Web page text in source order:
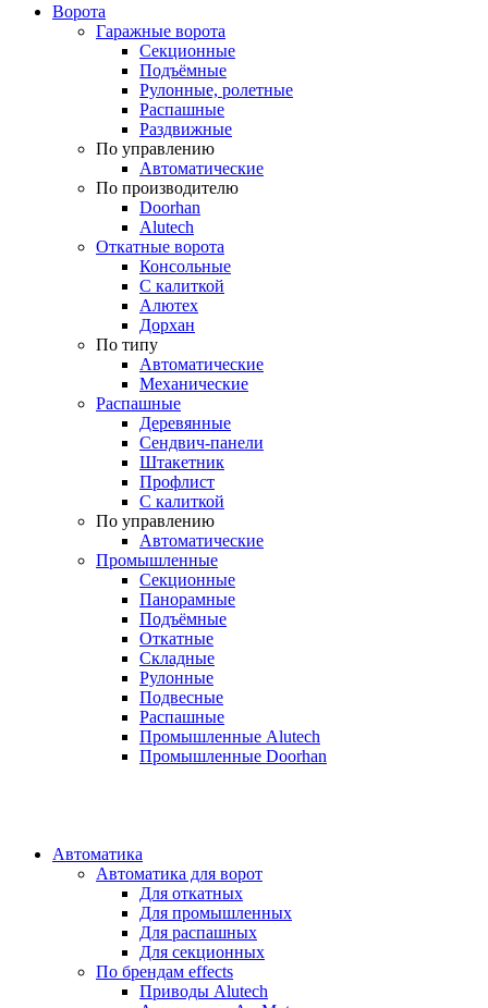
Ворота
Гаражные ворота
Секционные
Подъёмные
Рулонные, ролетные
Распашные
Раздвижные
По управлению
Автоматические
По производителю
Doorhan
Alutech
Откатные ворота
Консольные
С калиткой
Алютех
Дорхан
По типу
Автоматические
Механические
Распашные
Деревянные
Сендвич-панели
Штакетник
Профлист
С калиткой
По управлению
Автоматические
Промышленные
Секционные
Панорамные
Подъёмные
Откатные
Складные
Рулонные
Подвесные
Распашные
Промышленные Alutech
Промышленные Doorhan
Автоматика
Автоматика для ворот
Для откатных
Для промышленных
Для распашных
Для секционных
По брендам effects
Приводы Alutech